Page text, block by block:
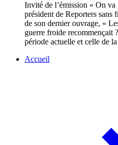
Invité de l’émission « On
président de Reporters sans
de son dernier ouvrage, «
guerre froide recommençait
période actuelle et celle de
Accueil